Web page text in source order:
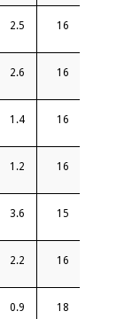
2.5 16
2.6 16
1.4 16
1.2 16
3.6 15
2.2 16
0.9 18